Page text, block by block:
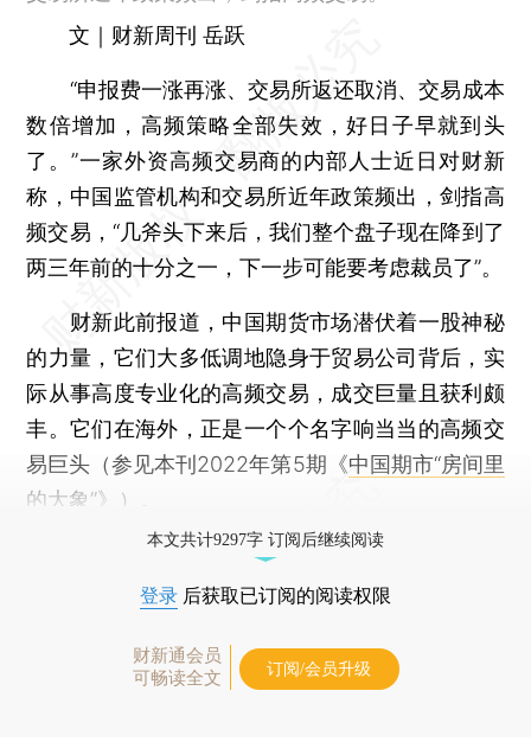
文｜财新周刊 岳跃
“申报费一涨再涨、交易所返还取消、交易成本
数倍增加，高频策略全部失效，好日子早就到头
了。”一家外资高频交易商的内部人士近日对财新
称，中国监管机构和交易所近年政策频出，剑指高
频交易，“几斧头下来后，我们整个盘子现在降到了
两三年前的十分之一，下一步可能要考虑裁员了”。
财新此前报道，中国期货市场潜伏着一股神秘
的力量，它们大多低调地隐身于贸易公司背后，实
际从事高度专业化的高频交易，成交巨量且获利颇
丰。它们在海外，正是一个个名字响当当的高频交
易巨头（参见本刊2022年第5期《中国期市“房间里
的大象”》）。
本文共计9297字 订阅后继续阅读
登录 后获取已订阅的阅读权限
财新通会员
可畅读全文
订阅/会员升级